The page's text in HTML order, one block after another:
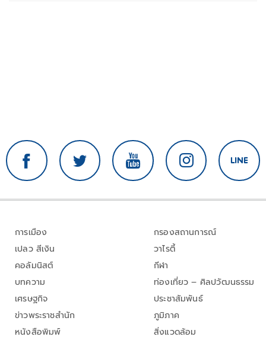
การเมือง
เปลว สีเงิน
คอลัมนิสต์
บทความ
เศรษฐกิจ
ข่าวพระราชสำนัก
หนังสือพิมพ์
กรองสถานการณ์
วาไรตี้
กีฬา
ท่องเที่ยว – ศิลปวัฒนธรรม
ประชาสัมพันธ์
ภูมิภาค
สิ่งแวดล้อม